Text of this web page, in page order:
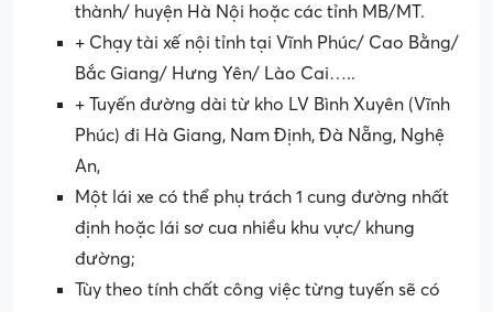
thành/ huyện Hà Nội hoặc các tỉnh MB/MT.
+ Chạy tài xế nội tỉnh tại Vĩnh Phúc/ Cao Bằng/
Bắc Giang/ Hưng Yên/ Lào Cai…..
+ Tuyến đường dài từ kho LV Bình Xuyên (Vĩnh
Phúc) đi Hà Giang, Nam Định, Đà Nẵng, Nghệ
An,
Một lái xe có thể phụ trách 1 cung đường nhất
định hoặc lái sơ cua nhiều khu vực/ khung
đường;
Tùy theo tính chất công việc từng tuyến sẽ có